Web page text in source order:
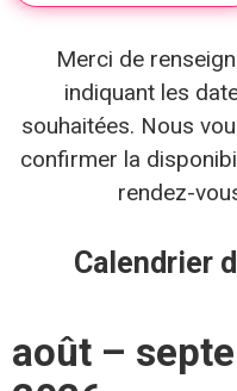
Merci de
indiquant les
souhaitées. Nous
confirmer la
rendez-
Calendrier
août –